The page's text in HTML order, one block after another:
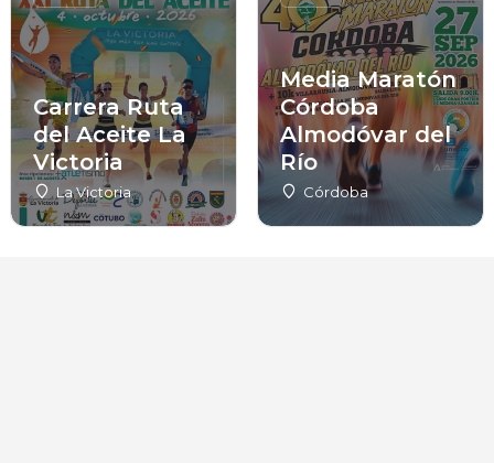
Carrera Ruta
del Aceite La
Victoria
La Victoria
Media Maratón
Córdoba
Almodóvar del
Río
Córdoba